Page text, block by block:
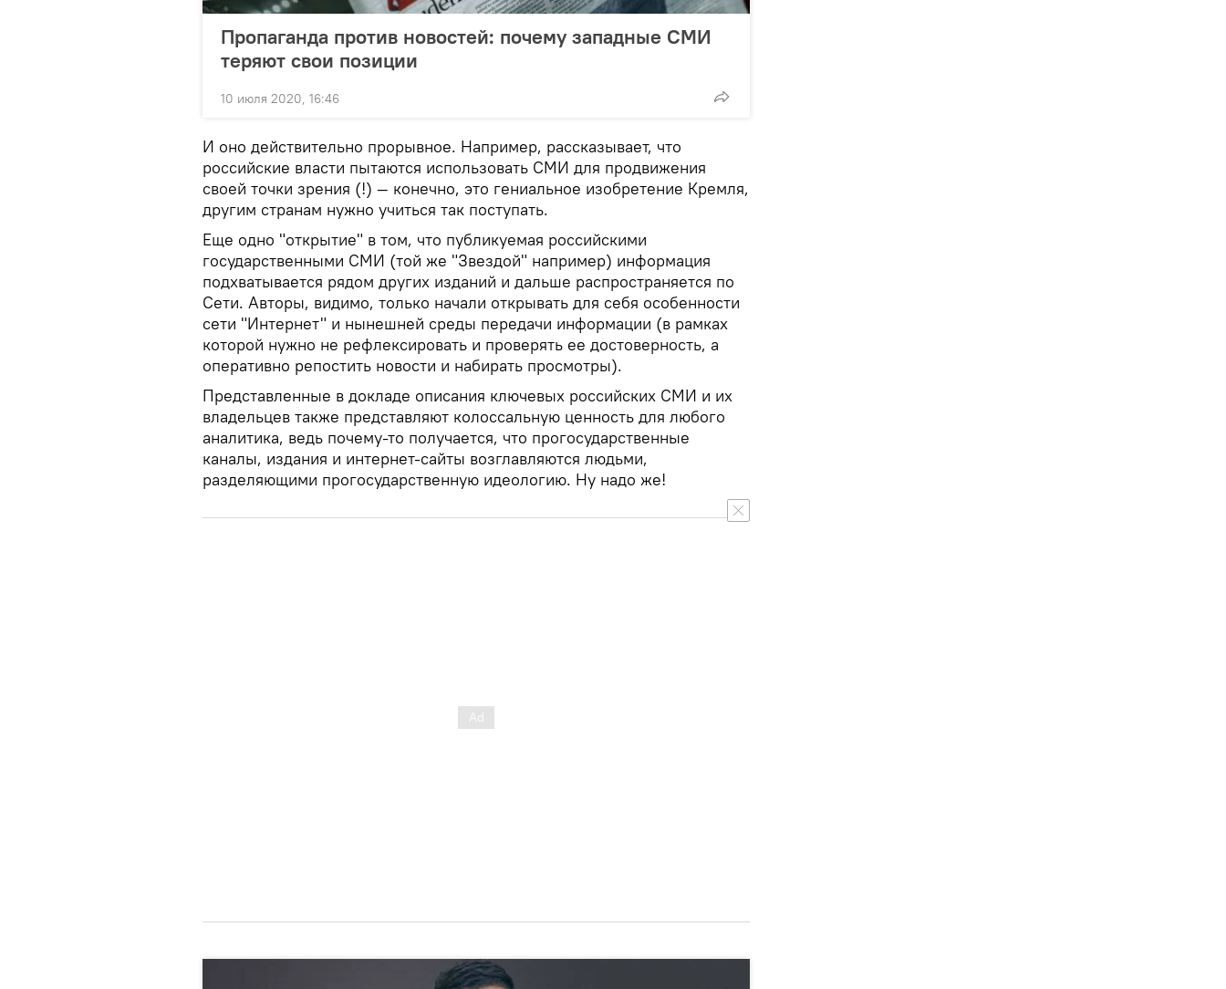
Пропаганда против новостей: почему западные СМИ
теряют свои позиции
10 июля 2020, 16:46
И оно действительно прорывное. Например, рассказывает, что
российские власти пытаются использовать СМИ для продвижения
своей точки зрения (!) — конечно, это гениальное изобретение Кремля,
другим странам нужно учиться так поступать.
Еще одно "открытие" в том, что публикуемая российскими
государственными СМИ (той же "Звездой" например) информация
подхватывается рядом других изданий и дальше распространяется по
Сети. Авторы, видимо, только начали открывать для себя особенности
сети "Интернет" и нынешней среды передачи информации (в рамках
которой нужно не рефлексировать и проверять ее достоверность, а
оперативно репостить новости и набирать просмотры).
Представленные в докладе описания ключевых российских СМИ и их
владельцев также представляют колоссальную ценность для любого
аналитика, ведь почему-то получается, что прогосударственные
каналы, издания и интернет-сайты возглавляются людьми,
разделяющими прогосударственную идеологию. Ну надо же!